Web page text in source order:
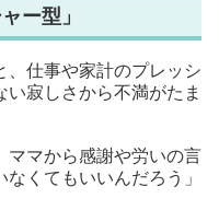
ー型」
、仕事や家計のプレッシ
寂しさから不満がたま
ママから感謝や労いの言
くてもいいんだろう」